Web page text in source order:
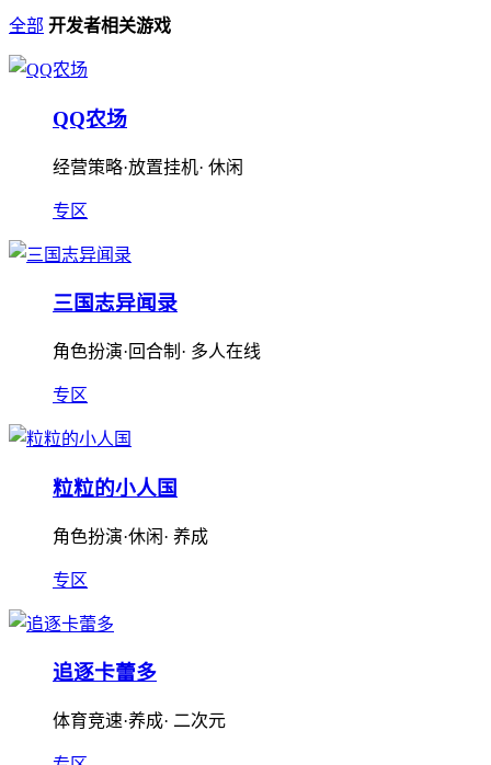
全部 开发者相关游戏
QQ农场
经营策略·放置挂机· 休闲
专区
三国志异闻录
角色扮演·回合制· 多人在线
专区
粒粒的小人国
角色扮演·休闲· 养成
专区
追逐卡蕾多
体育竞速·养成· 二次元